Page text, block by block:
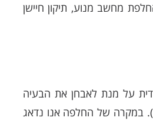
מחשב מנוע, תיקון חיישן
על מנת לאבחן את הבעיה
במקרה של החלפה אנו נדאג